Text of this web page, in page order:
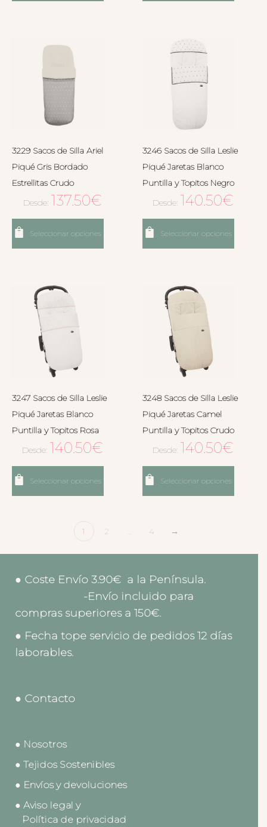
3229 Sacos de Silla Ariel
Piqué Gris Bordado
Estrellitas Crudo
Desde: 137.50€
Seleccionar opciones
3246 Sacos de Silla Leslie
Piqué Jaretas Blanco
Puntilla y Topitos Negro
Desde: 140.50€
Seleccionar opciones
3247 Sacos de Silla Leslie
Piqué Jaretas Blanco
Puntilla y Topitos Rosa
Desde: 140.50€
Seleccionar opciones
3248 Sacos de Silla Leslie
Piqué Jaretas Camel
Puntilla y Topitos Crudo
Desde: 140.50€
Seleccionar opciones
1 2 … 4 →
● Coste Envío 3.90€ a la Península.
-Envío incluido para
compras superiores a 150€.
● Fecha tope servicio de pedidos 12 días
laborables.
● Contacto
● Nosotros
● Tejidos Sostenibles
● Envíos y devoluciones
● Aviso legal y
Política de privacidad